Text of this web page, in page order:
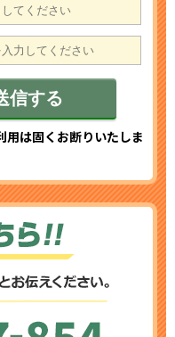
は固くお断りいたしま